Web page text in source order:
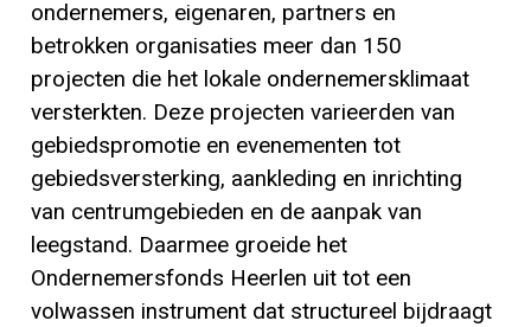
ondernemers, eigenaren, partners en
betrokken organisaties meer dan 150
projecten die het lokale ondernemersklimaat
versterkten. Deze projecten varieerden van
gebiedspromotie en evenementen tot
gebiedsversterking, aankleding en inrichting
van centrumgebieden en de aanpak van
leegstand. Daarmee groeide het
Ondernemersfonds Heerlen uit tot een
volwassen instrument dat structureel bijdraagt